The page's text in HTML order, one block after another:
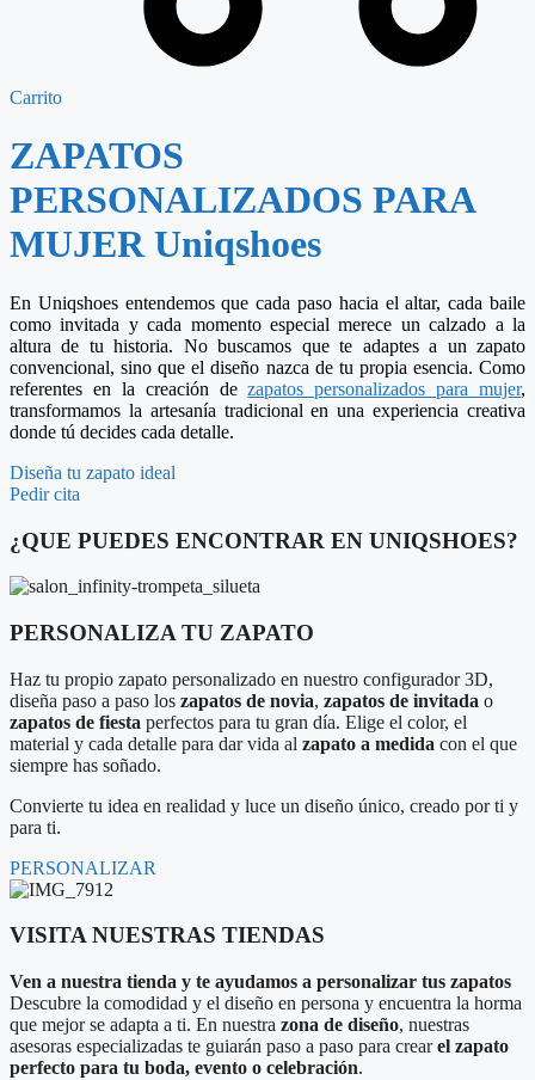
Carrito
ZAPATOS
PERSONALIZADOS PARA
MUJER Uniqshoes
En Uniqshoes entendemos que cada paso hacia el altar, cada baile
como invitada y cada momento especial merece un calzado a la
altura de tu historia. No buscamos que te adaptes a un zapato
convencional, sino que el diseño nazca de tu propia esencia.Como
referentes en la creación dezapatos personalizados para mujer,
transformamos la artesanía tradicional en una experiencia creativa
donde tú decides cada detalle.
Diseña tu zapato ideal
Pedir cita
¿QUE PUEDES ENCONTRAR EN UNIQSHOES?
PERSONALIZA TU ZAPATO
Haz tu propio zapato personalizado en nuestro configurador 3D,
diseña paso a paso los zapatos de novia, zapatos de invitada o
zapatos de fiesta perfectos para tu gran día. Elige el color, el
material y cada detalle para dar vida al zapato a medida con el que
siempre has soñado.
Convierte tu idea en realidad y luce un diseño único, creado por ti y
para ti.
PERSONALIZAR
VISITA NUESTRAS TIENDAS
Ven a nuestra tienda y te ayudamos a personalizar tus zapatos
Descubre la comodidad y el diseño en persona y encuentra la horma
que mejor se adapta a ti. En nuestra zona de diseño, nuestras
asesoras especializadas te guiarán paso a paso para crearel zapato
perfecto para tu boda, evento o celebración.